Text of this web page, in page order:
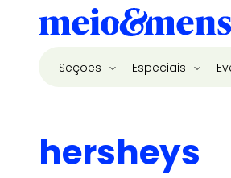
Seções Especiais
hersheys